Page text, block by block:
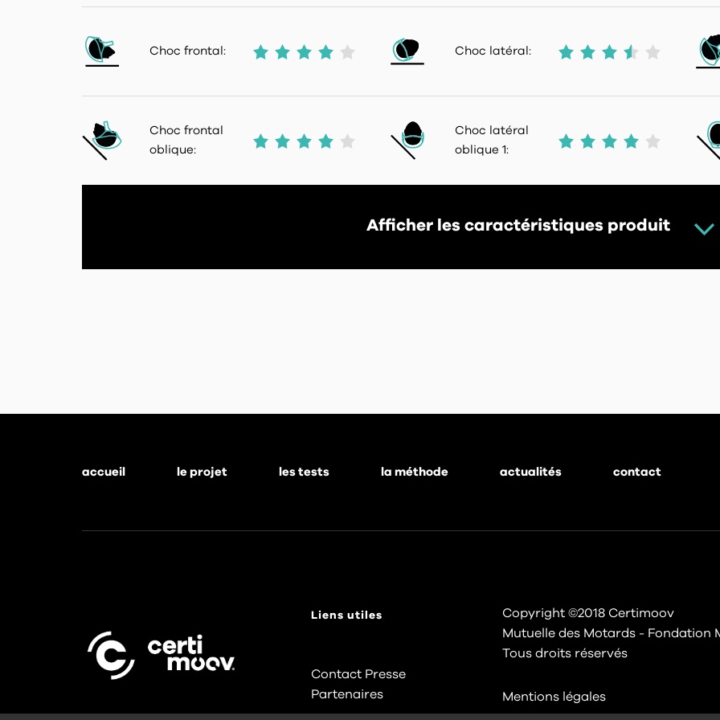
Choc frontal: Choc latéral:
Choc frontal
oblique:
Choc latéral
oblique 1:
Afficher les caractéristiques produit
accueil le projet les tests la méthode actualités contact
Liens utiles
Contact Presse
Partenaires
Copyright ©2018 Certimoov
Mutuelle des Motards - Fondation
Tous droits réservés
Mentions légales